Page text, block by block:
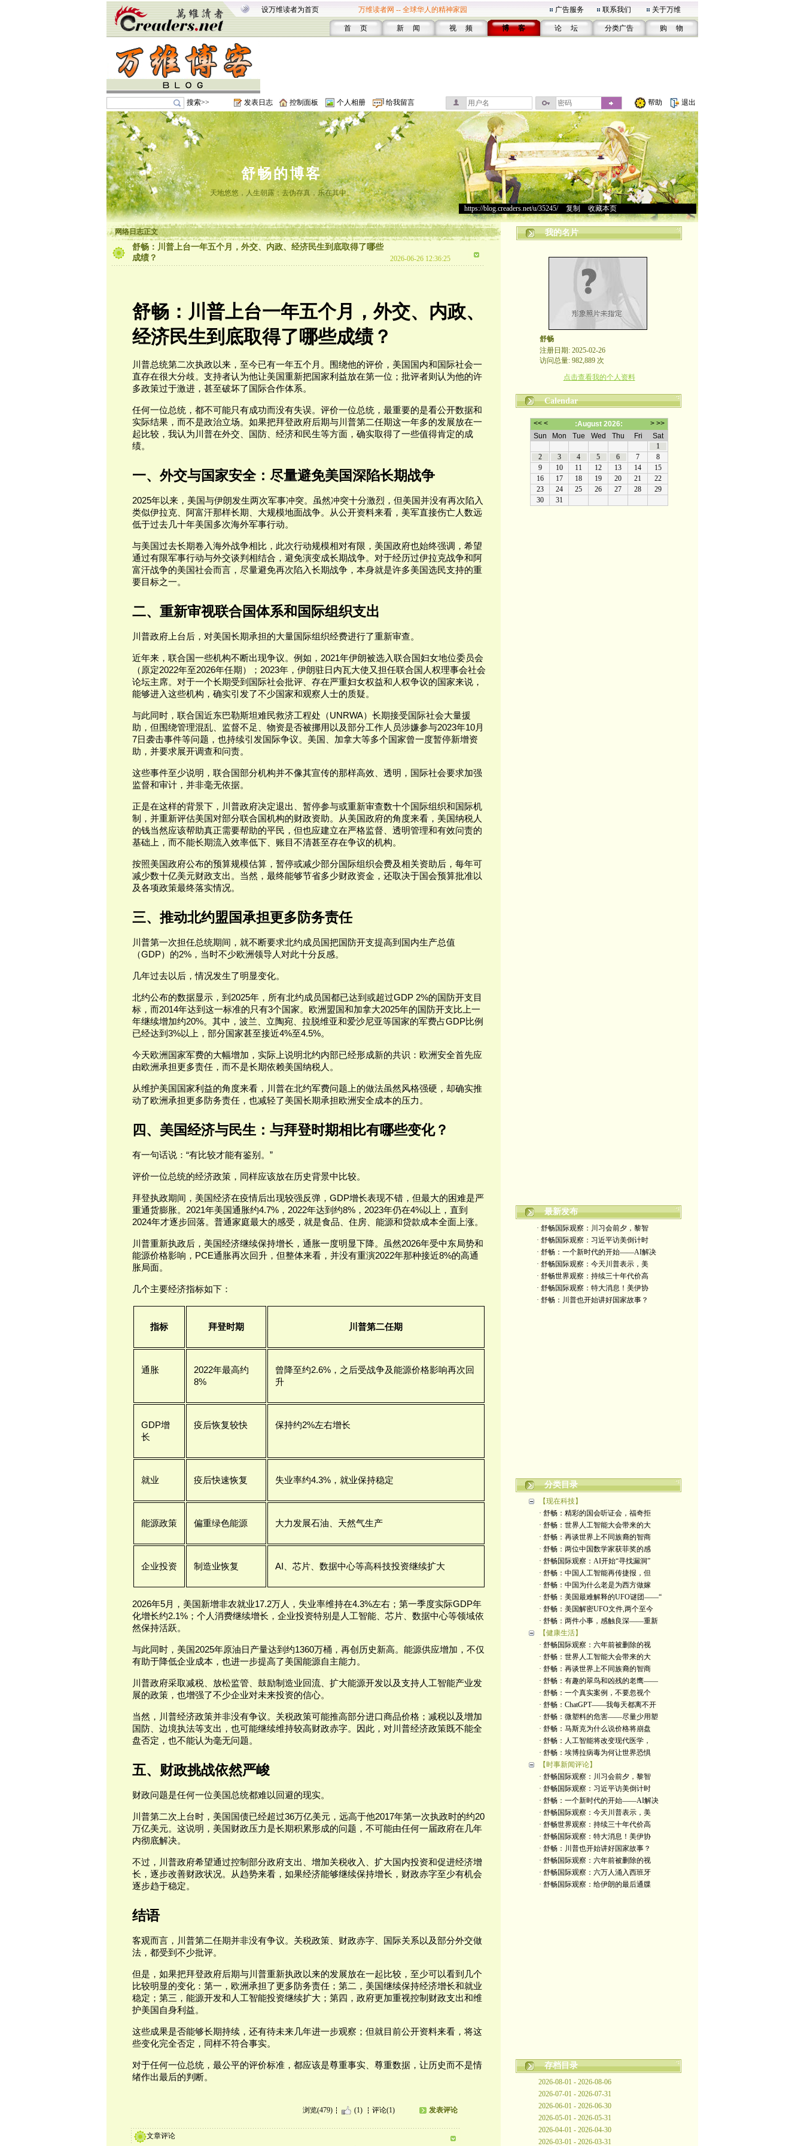
设万维读者为首页 万维读者网 -- 全球华人的精神家园 广告服务 联系我们 关于万维
首 页 新 闻 视 频 博 客 论 坛 分类广告 购 物
搜索>> 发表日志 控制面板 个人相册 给我留言 帮助 退出
舒畅的博客
天地悠悠，人生朝露；去伪存真，乐在其中。
https://blog.creaders.net/u/35245/> 复制 收藏本页
网络日志正文
舒畅：川普上台一年五个月，外交、内政、经济民生到底取得了哪些
成绩？
2026-06-26 12:36:25
舒畅：川普上台一年五个月，外交、内政、
经济民生到底取得了哪些成绩？
川普总统第二次执政以来，至今已有一年五个月。围绕他的评价，美国国内和国际社会一
直存在很大分歧。支持者认为他让美国重新把国家利益放在第一位；批评者则认为他的许
多政策过于激进，甚至破坏了国际合作体系。
任何一位总统，都不可能只有成功而没有失误。评价一位总统，最重要的是看公开数据和
实际结果，而不是政治立场。如果把拜登政府后期与川普第二任期这一年多的发展放在一
起比较，我认为川普在外交、国防、经济和民生等方面，确实取得了一些值得肯定的成
绩。
一、外交与国家安全：尽量避免美国深陷长期战争
2025年以来，美国与伊朗发生两次军事冲突。虽然冲突十分激烈，但美国并没有再次陷入
类似伊拉克、阿富汗那样长期、大规模地面战争。从公开资料来看，美军直接伤亡人数远
低于过去几十年美国多次海外军事行动。
与美国过去长期卷入海外战争相比，此次行动规模相对有限，美国政府也始终强调，希望
通过有限军事行动与外交谈判相结合，避免演变成长期战争。对于经历过伊拉克战争和阿
富汗战争的美国社会而言，尽量避免再次陷入长期战争，本身就是许多美国选民支持的重
要目标之一。
二、重新审视联合国体系和国际组织支出
川普政府上台后，对美国长期承担的大量国际组织经费进行了重新审查。
近年来，联合国一些机构不断出现争议。例如，2021年伊朗被选入联合国妇女地位委员会
（原定2022年至2026年任期）；2023年，伊朗驻日内瓦大使又担任联合国人权理事会社会
论坛主席。对于一个长期受到国际社会批评、存在严重妇女权益和人权争议的国家来说，
能够进入这些机构，确实引发了不少国家和观察人士的质疑。
与此同时，联合国近东巴勒斯坦难民救济工程处（UNRWA）长期接受国际社会大量援
助，但围绕管理混乱、监督不足、物资是否被挪用以及部分工作人员涉嫌参与2023年10月
7日袭击事件等问题，也持续引发国际争议。美国、加拿大等多个国家曾一度暂停新增资
助，并要求展开调查和问责。
这些事件至少说明，联合国部分机构并不像其宣传的那样高效、透明，国际社会要求加强
监督和审计，并非毫无依据。
正是在这样的背景下，川普政府决定退出、暂停参与或重新审查数十个国际组织和国际机
制，并重新评估美国对部分联合国机构的财政资助。从美国政府的角度来看，美国纳税人
的钱当然应该帮助真正需要帮助的平民，但也应建立在严格监督、透明管理和有效问责的
基础上，而不能长期流入效率低下、账目不清甚至存在争议的机构。
按照美国政府公布的预算规模估算，暂停或减少部分国际组织会费及相关资助后，每年可
减少数十亿美元财政支出。当然，最终能够节省多少财政资金，还取决于国会预算批准以
及各项政策最终落实情况。
三、推动北约盟国承担更多防务责任
川普第一次担任总统期间，就不断要求北约成员国把国防开支提高到国内生产总值
（GDP）的2%，当时不少欧洲领导人对此十分反感。
几年过去以后，情况发生了明显变化。
北约公布的数据显示，到2025年，所有北约成员国都已达到或超过GDP 2%的国防开支目
标，而2014年达到这一标准的只有3个国家。欧洲盟国和加拿大2025年的国防开支比上一
年继续增加约20%。其中，波兰、立陶宛、拉脱维亚和爱沙尼亚等国家的军费占GDP比例
已经达到3%以上，部分国家甚至接近4%至4.5%。
今天欧洲国家军费的大幅增加，实际上说明北约内部已经形成新的共识：欧洲安全首先应
由欧洲承担更多责任，而不是长期依赖美国纳税人。
从维护美国国家利益的角度来看，川普在北约军费问题上的做法虽然风格强硬，却确实推
动了欧洲承担更多防务责任，也减轻了美国长期承担欧洲安全成本的压力。
四、美国经济与民生：与拜登时期相比有哪些变化？
有一句话说：“有比较才能有鉴别。”
评价一位总统的经济政策，同样应该放在历史背景中比较。
拜登执政期间，美国经济在疫情后出现较强反弹，GDP增长表现不错，但最大的困难是严
重通货膨胀。2021年美国通胀约4.7%，2022年达到约8%，2023年仍在4%以上，直到
2024年才逐步回落。普通家庭最大的感受，就是食品、住房、能源和贷款成本全面上涨。
川普重新执政后，美国经济继续保持增长，通胀一度明显下降。虽然2026年受中东局势和
能源价格影响，PCE通胀再次回升，但整体来看，并没有重演2022年那种接近8%的高通
胀局面。
几个主要经济指标如下：
指标 拜登时期 川普第二任期
通胀
2022年最高约
8%
曾降至约2.6%，之后受战争及能源价格影响再次回
升
GDP增
长
疫后恢复较快 保持约2%左右增长
就业 疫后快速恢复 失业率约4.3%，就业保持稳定
能源政策 偏重绿色能源 大力发展石油、天然气生产
企业投资 制造业恢复 AI、芯片、数据中心等高科技投资继续扩大
2026年5月，美国新增非农就业17.2万人，失业率维持在4.3%左右；第一季度实际GDP年
化增长约2.1%；个人消费继续增长，企业投资特别是人工智能、芯片、数据中心等领域依
然保持活跃。
与此同时，美国2025年原油日产量达到约1360万桶，再创历史新高。能源供应增加，不仅
有助于降低企业成本，也进一步提高了美国能源自主能力。
川普政府采取减税、放松监管、鼓励制造业回流、扩大能源开发以及支持人工智能产业发
展的政策，也增强了不少企业对未来投资的信心。
当然，川普经济政策并非没有争议。关税政策可能推高部分进口商品价格；减税以及增加
国防、边境执法等支出，也可能继续维持较高财政赤字。因此，对川普经济政策既不能全
盘否定，也不能认为毫无问题。
五、财政挑战依然严峻
财政问题是任何一位美国总统都难以回避的现实。
川普第二次上台时，美国国债已经超过36万亿美元，远高于他2017年第一次执政时的约20
万亿美元。这说明，美国财政压力是长期积累形成的问题，不可能由任何一届政府在几年
内彻底解决。
不过，川普政府希望通过控制部分政府支出、增加关税收入、扩大国内投资和促进经济增
长，逐步改善财政状况。从趋势来看，如果经济能够继续保持增长，财政赤字至少有机会
逐步趋于稳定。
结语
客观而言，川普第二任期并非没有争议。关税政策、财政赤字、国际关系以及部分外交做
法，都受到不少批评。
但是，如果把拜登政府后期与川普重新执政以来的发展放在一起比较，至少可以看到几个
比较明显的变化：第一，欧洲承担了更多防务责任；第二，美国继续保持经济增长和就业
稳定；第三，能源开发和人工智能投资继续扩大；第四，政府更加重视控制财政支出和维
护美国自身利益。
这些成果是否能够长期持续，还有待未来几年进一步观察；但就目前公开资料来看，将这
些变化完全否定，同样不符合事实。
对于任何一位总统，最公平的评价标准，都应该是尊重事实、尊重数据，让历史而不是情
绪作出最后的判断。
浏览(479) (1) 评论(1) 发表评论
文章评论
我的名片
舒畅
注册日期: 2025-02-26
访问总量: 982,889 次
点击查看我的个人资料
Calendar
最新发布
· 舒畅国际观察：川习会前夕，黎智
· 舒畅国际观察：习近平访美倒计时
· 舒畅：一个新时代的开始——AI解决
· 舒畅国际观察：今天川普表示，美
· 舒畅世界观察：持续三十年代价高
· 舒畅国际观察：特大消息！美伊协
· 舒畅：川普也开始讲好国家故事？
分类目录
【现在科技】
· 舒畅：精彩的国会听证会，福奇拒
· 舒畅：世界人工智能大会带来的大
· 舒畅：再谈世界上不同族裔的智商
· 舒畅：两位中国数学家获菲奖的感
· 舒畅国际观察：AI开始“寻找漏洞”
· 舒畅：中国人工智能再传捷报，但
· 舒畅：中国为什么老是为西方做嫁
· 舒畅：美国最难解释的UFO谜团——“
· 舒畅：美国解密UFO文件,两个至今
· 舒畅：两件小事，感触良深——重新
【健康生活】
· 舒畅国际观察：六年前被删除的视
· 舒畅：世界人工智能大会带来的大
· 舒畅：再谈世界上不同族裔的智商
· 舒畅：有趣的翠鸟和凶残的老鹰——
· 舒畅：一个真实案例，不要忽视个
· 舒畅：ChatGPT——我每天都离不开
· 舒畅：微塑料的危害——尽量少用塑
· 舒畅：马斯克为什么说价格将崩盘
· 舒畅：人工智能将改变现代医学，
· 舒畅：埃博拉病毒为何让世界恐惧
【时事新闻评论】
· 舒畅国际观察：川习会前夕，黎智
· 舒畅国际观察：习近平访美倒计时
· 舒畅：一个新时代的开始——AI解决
· 舒畅国际观察：今天川普表示，美
· 舒畅世界观察：持续三十年代价高
· 舒畅国际观察：特大消息！美伊协
· 舒畅：川普也开始讲好国家故事？
· 舒畅国际观察：六年前被删除的视
· 舒畅国际观察：六万人涌入西班牙
· 舒畅国际观察：给伊朗的最后通牒
存档目录
2026-08-01 - 2026-08-06
2026-07-01 - 2026-07-31
2026-06-01 - 2026-06-30
2026-05-01 - 2026-05-31
2026-04-01 - 2026-04-30
2026-03-01 - 2026-03-31